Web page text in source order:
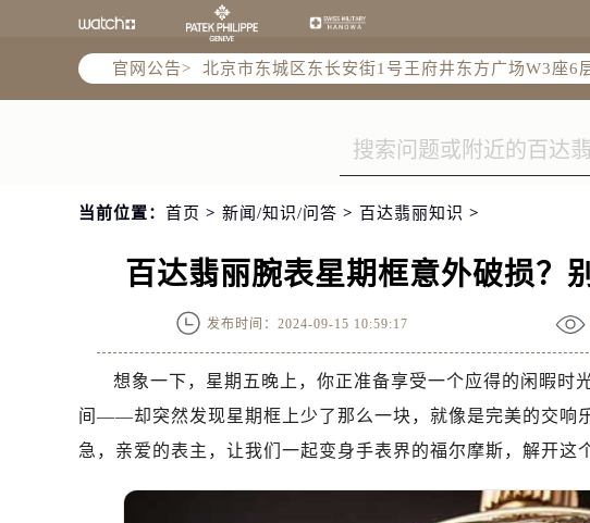
官网公告>
北京市朝阳区建国门外大街甲6号华熙国际中心写
北京市朝阳区建国门外大街甲6号华熙国际中心D
北京市东城区东长安街1号王府井东方广场W3座6
节假日正常营业！
当前位置： 首页 > 新闻/知识/问答 > 百达翡丽知识 >
百达翡丽腕表星期框意外破损？
发布时间：2024-09-15 10:59:17
想象一下，星期五晚上，你正准备享受一个应得的闲暇时
间——却突然发现星期框上少了那么一块，就像是完美的交响
急，亲爱的表主，让我们一起变身手表界的福尔摩斯，解开这